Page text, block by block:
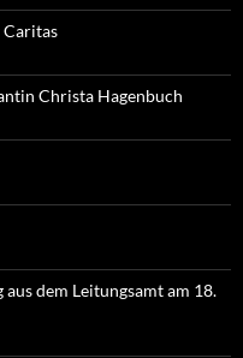
Caritas
Christa Hagenbuch
dem Leitungsamt am 18.